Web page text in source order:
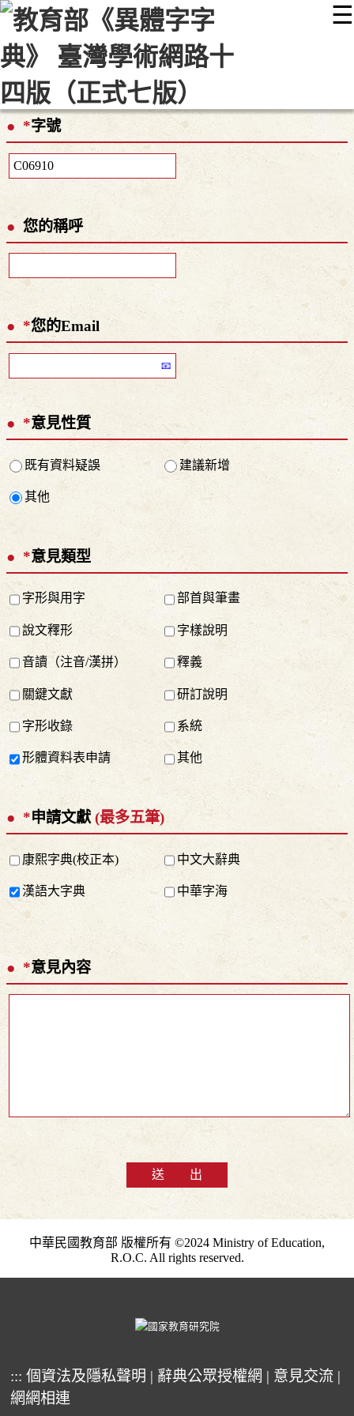
☰
::: 最新消息 常見問題 編輯說明
顯示模式
網站導覽
*字號
您的稱呼
*您的Email
*意見性質
既有資料疑誤 建議新增
其他
*意見類型
字形與用字 部首與筆畫
說文釋形 字樣說明
音讀（注音/漢拼） 釋義
關鍵文獻 研訂說明
字形收錄 系統
形體資料表申請 其他
*申請文獻 (最多五筆)
康熙字典(校正本) 中文大辭典
漢語大字典 中華字海
*意見內容
送 出
中華民國教育部 版權所有 ©2024 Ministry of Education,
R.O.C. All rights reserved.
::: 個資法及隱私聲明 | 辭典公眾授權網 | 意見交流 |
網網相連